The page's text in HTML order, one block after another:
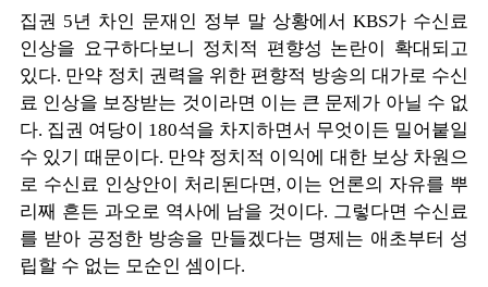
집권 5년 차인 문재인 정부 말 상황에서 KBS가 수신료
인상을 요구하다보니 정치적 편향성 논란이 확대되고
있다. 만약 정치 권력을 위한 편향적 방송의 대가로 수신
료 인상을 보장받는 것이라면 이는 큰 문제가 아닐 수 없
다. 집권 여당이 180석을 차지하면서 무엇이든 밀어붙일
수 있기 때문이다. 만약 정치적 이익에 대한 보상 차원으
로 수신료 인상안이 처리된다면, 이는 언론의 자유를 뿌
리째 흔든 과오로 역사에 남을 것이다. 그렇다면 수신료
를 받아 공정한 방송을 만들겠다는 명제는 애초부터 성
립할 수 없는 모순인 셈이다.